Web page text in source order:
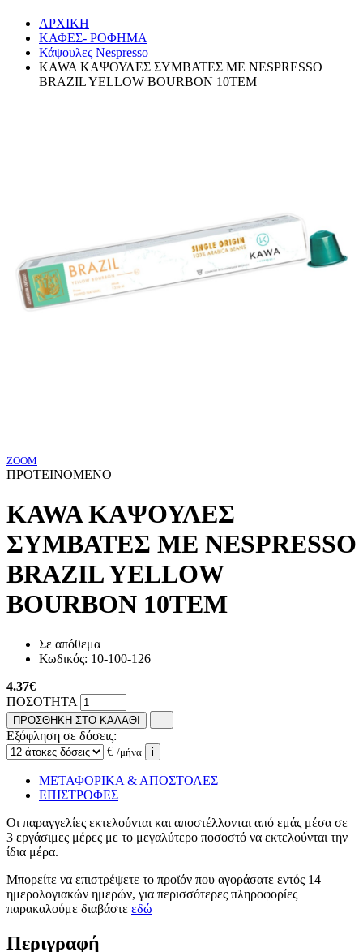
ΑΡΧΙΚΗ
ΚΑΦΕΣ- ΡΟΦΗΜΑ
Κάψουλες Nespresso
KAWA ΚΑΨΟΥΛΕΣ ΣΥΜΒΑΤΕΣ ΜΕ NESPRESSO
BRAZIL YELLOW BOURBON 10ΤΕΜ
ZOOM
ΠΡΟΤΕΙΝΟΜΕΝΟ
KAWA ΚΑΨΟΥΛΕΣ
ΣΥΜΒΑΤΕΣ ΜΕ NESPRESSO
BRAZIL YELLOW
BOURBON 10ΤΕΜ
Σε απόθεμα
Κωδικός: 10-100-126
4.37€
ΠΟΣΟΤΗΤΑ
ΠΡΟΣΘΗΚΗ ΣΤΟ ΚΑΛΑΘΙ
Εξόφληση σε δόσεις:
€ /μήνα i
ΜΕΤΑΦΟΡΙΚΑ & ΑΠΟΣΤΟΛΕΣ
ΕΠΙΣΤΡΟΦΕΣ
Οι παραγγελίες εκτελούνται και αποστέλλονται από εμάς μέσα σε
3 εργάσιμες μέρες με το μεγαλύτερο ποσοστό να εκτελούνται την
ίδια μέρα.
Μπορείτε να επιστρέψετε το προϊόν που αγοράσατε εντός 14
ημερολογιακών ημερών, για περισσότερες πληροφορίες
παρακαλούμε διαβάστε εδώ
Περιγραφή